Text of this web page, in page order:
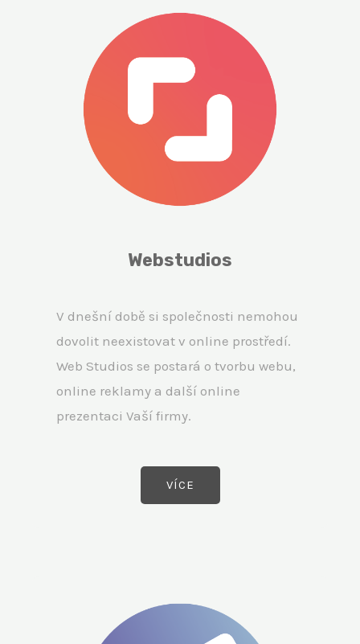
Webstudios
V dnešní době si společnosti nemohou
dovolit neexistovat v online prostředí.
Web Studios se postará o tvorbu webu,
online reklamy a další online
prezentaci Vaší firmy.
VÍCE